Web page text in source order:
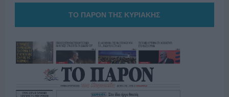
ΤΟ ΠΑΡΟΝ ΤΗΣ ΚΥΡΙΑΚΗΣ